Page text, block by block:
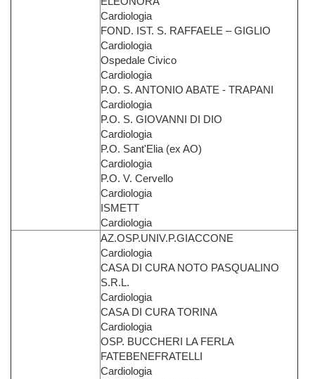
Cardiologia
FOND. IST. S. RAFFAELE – GIGLIO
Cardiologia
Ospedale Civico
Cardiologia
P.O. S. ANTONIO ABATE - TRAPANI
Cardiologia
P.O. S. GIOVANNI DI DIO
Cardiologia
P.O. Sant'Elia (ex AO)
Cardiologia
P.O. V. Cervello
Cardiologia
ISMETT
Cardiologia
AZ.OSP.UNIV.P.GIACCONE
Cardiologia
CASA DI CURA NOTO PASQUALINO
S.R.L.
Cardiologia
CASA DI CURA TORINA
Cardiologia
OSP. BUCCHERI LA FERLA
FATEBENEFRATELLI
Cardiologia